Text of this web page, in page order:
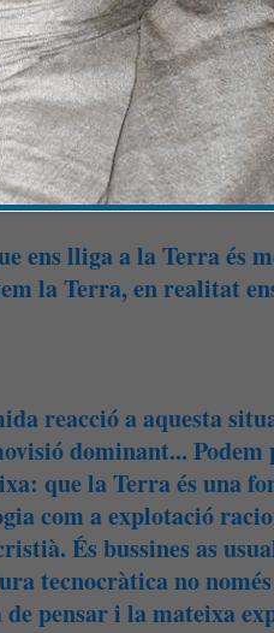
ens lliga a la Terra és
la Terra, en realitat
reacció a aquesta
dominant...
que la Terra és una
com a explotació
És bussines as
tecnocràtica no
pensar i la mateixa